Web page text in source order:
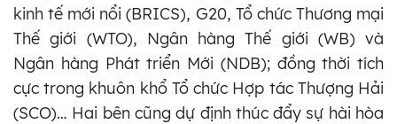
kinh tế mới nổi (BRICS), G20, Tổ chức Thương mại
Thế giới (WTO), Ngân hàng Thế giới (WB) và
Ngân hàng Phát triển Mới (NDB); đồng thời tích
cực trong khuôn khổ Tổ chức Hợp tác Thượng Hải
(SCO)… Hai bên cũng dự định thúc đẩy sự hài hòa